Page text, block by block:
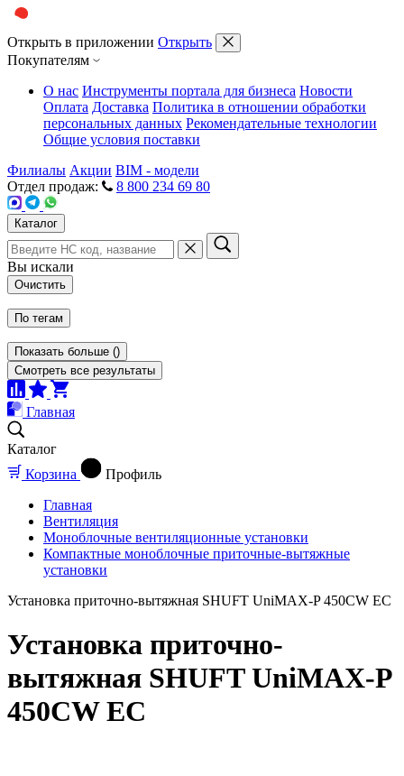
Открыть в приложении Открыть
Покупателям
О нас Инструменты портала для бизнеса Новости
Оплата Доставка Политика в отношении обработки
персональных данных Рекомендательные технологии
Общие условия поставки
Филиалы Акции BIM - модели
Отдел продаж:
8 800 234 69 80
Каталог
Вы искали
Очистить
По тегам
Показать больше ()
Смотреть все результаты
Главная
Каталог
Корзина
Профиль
Главная
Вентиляция
Моноблочные вентиляционные установки
Компактные моноблочные приточные-вытяжные
установки
Установка приточно-вытяжная SHUFT UniMAX-P 450CW EC
Установка приточно-
вытяжная SHUFT UniMAX-P
450CW EC